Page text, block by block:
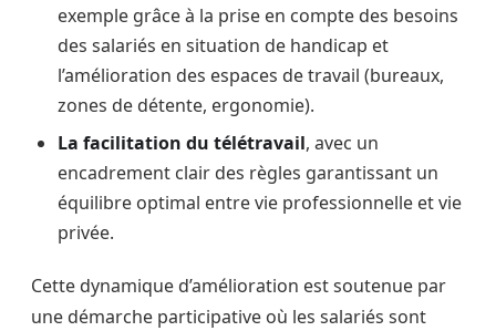
exemple grâce à la prise en compte des besoins
des salariés en situation de handicap et
l’amélioration des espaces de travail (bureaux,
zones de détente, ergonomie).
La facilitation du télétravail, avec un
encadrement clair des règles garantissant un
équilibre optimal entre vie professionnelle et vie
privée.
Cette dynamique d’amélioration est soutenue par
une démarche participative où les salariés sont